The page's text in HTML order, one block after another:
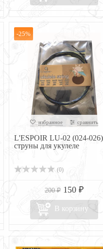
-25%
избранное сравнить
L'ESPOIR LU-02 (024-026)
струны для укулеле
(0)
200 ₽ 150 ₽
В корзину